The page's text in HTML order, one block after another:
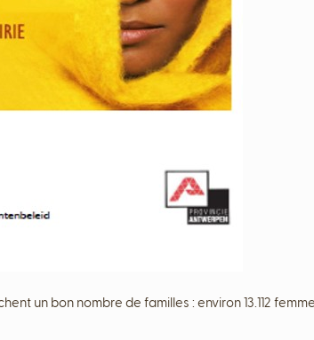
un bon nombre de familles : environ 13.112